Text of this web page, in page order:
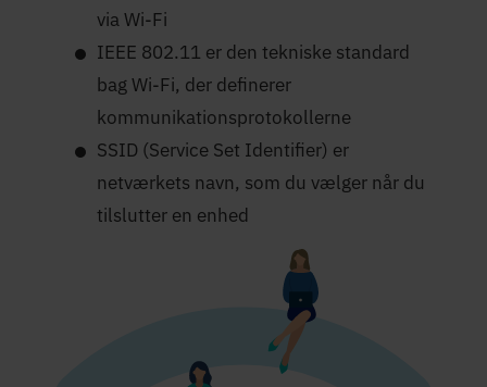
via Wi-Fi
IEEE 802.11 er den tekniske standard
bag Wi-Fi, der definerer
kommunikationsprotokollerne
SSID (Service Set Identifier) er
netværkets navn, som du vælger når du
tilslutter en enhed